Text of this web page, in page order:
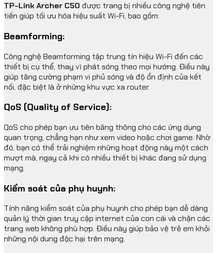
TP-Link Archer C50 được trang bị nhiều công nghệ tiên
tiến giúp tối ưu hóa hiệu suất Wi-Fi, bao gồm:
Beamforming:
Công nghệ Beamforming tập trung tín hiệu Wi-Fi đến các
thiết bị cụ thể, thay vì phát sóng theo mọi hướng. Điều này
giúp tăng cường phạm vi phủ sóng và độ ổn định của kết
nối, đặc biệt là ở những khu vực xa router.
QoS (Quality of Service):
QoS cho phép bạn ưu tiên băng thông cho các ứng dụng
quan trọng, chẳng hạn như xem video hoặc chơi game. Nhờ
đó, bạn có thể trải nghiệm những hoạt động này một cách
mượt mà, ngay cả khi có nhiều thiết bị khác đang sử dụng
mạng.
Kiểm soát của phụ huynh:
Tính năng kiểm soát của phụ huynh cho phép bạn dễ dàng
quản lý thời gian truy cập internet của con cái và chặn các
trang web không phù hợp. Điều này giúp bảo vệ trẻ em khỏi
những nội dung độc hại trên mạng.